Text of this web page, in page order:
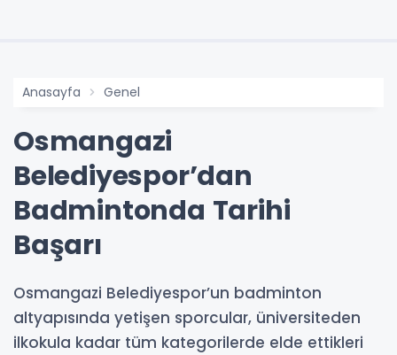
Anasayfa Genel
Osmangazi
Belediyespor’dan
Badmintonda Tarihi
Başarı
Osmangazi Belediyespor’un badminton
altyapısında yetişen sporcular, üniversiteden
ilkokula kadar tüm kategorilerde elde ettikleri